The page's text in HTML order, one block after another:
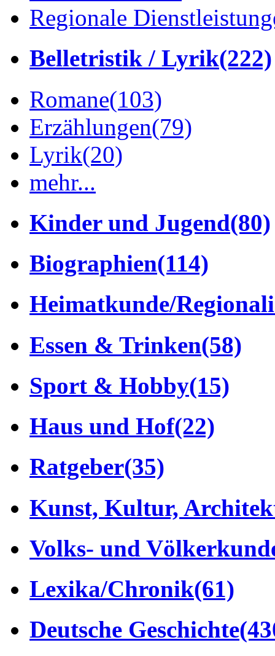
Regionale
Belletristik / Lyrik(222)
Romane(103)
Erzählungen(79)
Lyrik(20)
mehr...
Kinder und Jugend(80)
Biographien(114)
Heimatkunde/
Essen & Trinken(58)
Sport & Hobby(15)
Haus und Hof(22)
Ratgeber(35)
Kunst, Kultur,
Volks- und
Lexika/Chronik(61)
Deutsche Geschichte